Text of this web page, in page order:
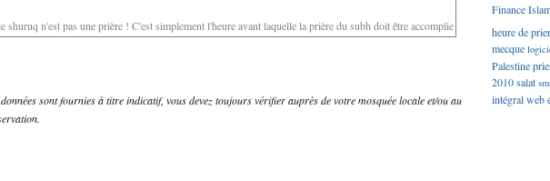
shuruq n'est pas une prière ! C'est simplement l'heure avant laquelle la prière du subh doit être accomplie
sont fournies à titre indicatif, vous devez toujours vérifier auprès de votre mosquée locale et/ou au
Finance
heure de
mecque
Palestine
2010salat
intégralweb